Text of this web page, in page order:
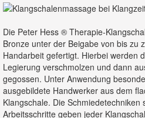
Die Peter Hess ® Therapie-
Bronze unter der Beigabe von bis zu
Handarbeit gefertigt. Hierbei werden
Legierung verschmolzen und dann
gegossen. Unter Anwendung
ausgebildete Handwerker aus dem
Klangschale. Die Schmiedetechniken
Arbeitsschritte geben jeder